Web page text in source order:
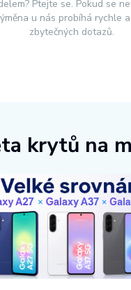
Ptejte se. Pokud se
u nás probíhá rychle
zbytečných dotazů.
krytů na